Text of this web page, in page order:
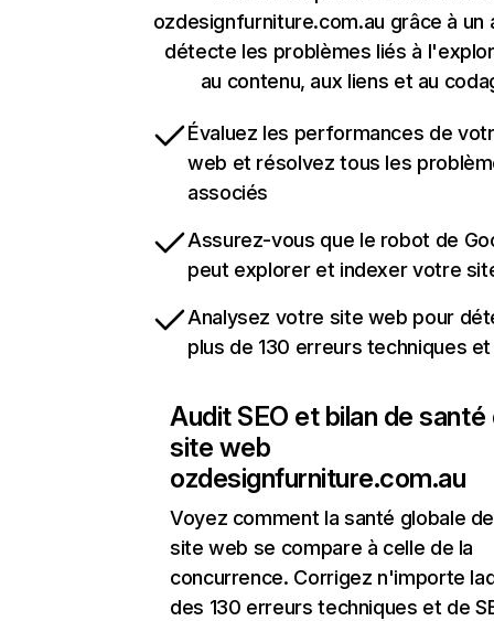
ozdesignfurniture.com.au grâce à un
détecte les problèmes liés à
au contenu, aux liens et au
Évaluez les performances de
web et résolvez tous les
associés
Assurez-vous que le robot de
peut explorer et indexer votre
Analysez votre site web pour
plus de 130 erreurs techniques et
Audit SEO et bilan de santé
site web
ozdesignfurniture.com.au
Voyez comment la santé globale
site web se compare à celle de la
concurrence. Corrigez n'importe
des 130 erreurs techniques et de